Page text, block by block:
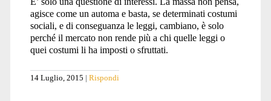
agisce come un automa e basta, se determinati costumi
sociali, e di conseguanza le leggi, cambiano, è solo
perché il mercato non rende più a chi quelle leggi o
quei costumi li ha imposti o sfruttati.
14 Luglio, 2015 Rispondi